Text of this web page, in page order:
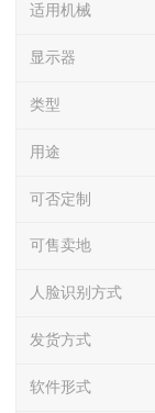
适用机械
显示器
类型
用途
可否定制
可售卖地
人脸识别方式
发货方式
软件形式